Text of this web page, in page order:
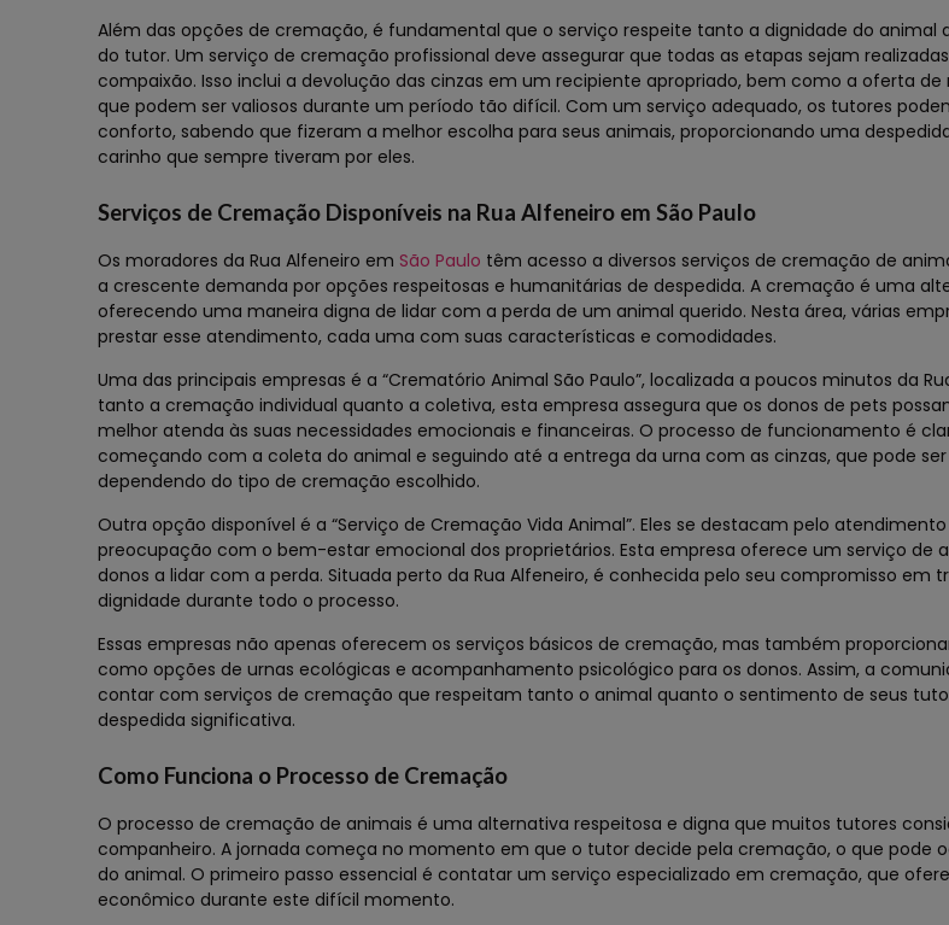
Além das opções de cremação, é fundamental que o serviço respeite tanto a dignidade do animal
do tutor. Um serviço de cremação profissional deve assegurar que todas as etapas sejam
compaixão. Isso inclui a devolução das cinzas em um recipiente apropriado, bem como a oferta
que podem ser valiosos durante um período tão difícil. Com um serviço adequado, os tutores
conforto, sabendo que fizeram a melhor escolha para seus animais, proporcionando uma
carinho que sempre tiveram por eles.
Serviços de Cremação Disponíveis na Rua Alfeneiro em São Paulo
Os moradores da Rua Alfeneiro em São Paulo têm acesso a diversos serviços de cremação de
a crescente demanda por opções respeitosas e humanitárias de despedida. A cremação é uma
oferecendo uma maneira digna de lidar com a perda de um animal querido. Nesta área, várias
prestar esse atendimento, cada uma com suas características e comodidades.
Uma das principais empresas é a “Crematório Animal São Paulo”, localizada a poucos minutos da
tanto a cremação individual quanto a coletiva, esta empresa assegura que os donos de pets
melhor atenda às suas necessidades emocionais e financeiras. O processo de funcionamento é
começando com a coleta do animal e seguindo até a entrega da urna com as cinzas, que pode
dependendo do tipo de cremação escolhido.
Outra opção disponível é a “Serviço de Cremação Vida Animal”. Eles se destacam pelo
preocupação com o bem-estar emocional dos proprietários. Esta empresa oferece um serviço de
donos a lidar com a perda. Situada perto da Rua Alfeneiro, é conhecida pelo seu compromisso em
dignidade durante todo o processo.
Essas empresas não apenas oferecem os serviços básicos de cremação, mas também
como opções de urnas ecológicas e acompanhamento psicológico para os donos. Assim, a
contar com serviços de cremação que respeitam tanto o animal quanto o sentimento de seus
despedida significativa.
Como Funciona o Processo de Cremação
O processo de cremação de animais é uma alternativa respeitosa e digna que muitos tutores
companheiro. A jornada começa no momento em que o tutor decide pela cremação, o que pode
do animal. O primeiro passo essencial é contatar um serviço especializado em cremação, que
econômico durante este difícil momento.